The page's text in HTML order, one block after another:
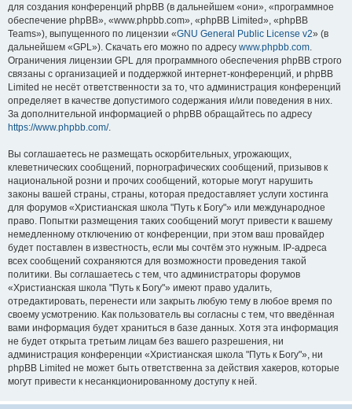
для создания конференций phpBB (в дальнейшем «они», «программное
обеспечение phpBB», «www.phpbb.com», «phpBB Limited», «phpBB
Teams»), выпущенного по лицензии «GNU General Public License v2» (в
дальнейшем «GPL»). Скачать его можно по адресу www.phpbb.com.
Ограничения лицензии GPL для программного обеспечения phpBB строго
связаны с организацией и поддержкой интернет-конференций, и phpBB
Limited не несёт ответственности за то, что администрация конференций
определяет в качестве допустимого содержания и/или поведения в них.
За дополнительной информацией о phpBB обращайтесь по адресу
https://www.phpbb.com/.
Вы соглашаетесь не размещать оскорбительных, угрожающих,
клеветнических сообщений, порнографических сообщений, призывов к
национальной розни и прочих сообщений, которые могут нарушить
законы вашей страны, страны, которая предоставляет услуги хостинга
для форумов «Христианская школа "Путь к Богу"» или международное
право. Попытки размещения таких сообщений могут привести к вашему
немедленному отключению от конференции, при этом ваш провайдер
будет поставлен в известность, если мы сочтём это нужным. IP-адреса
всех сообщений сохраняются для возможности проведения такой
политики. Вы соглашаетесь с тем, что администраторы форумов
«Христианская школа "Путь к Богу"» имеют право удалить,
отредактировать, перенести или закрыть любую тему в любое время по
своему усмотрению. Как пользователь вы согласны с тем, что введённая
вами информация будет храниться в базе данных. Хотя эта информация
не будет открыта третьим лицам без вашего разрешения, ни
администрация конференции «Христианская школа "Путь к Богу"», ни
phpBB Limited не может быть ответственна за действия хакеров, которые
могут привести к несанкционированному доступу к ней.